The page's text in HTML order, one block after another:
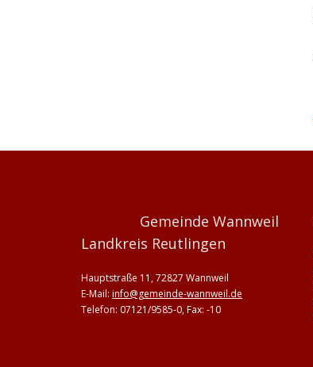
Gemeinde Wannweil
Landkreis Reutlingen
Hauptstraße 11, 72827 Wannweil
E-Mail: info@gemeinde-wannweil.de
Telefon: 07121/9585-0, Fax: -10